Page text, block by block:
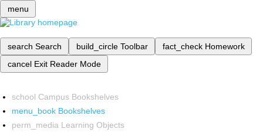
menu
search Search build_circle Toolbar fact_check Homework
cancel Exit Reader Mode
school Campus Bookshelves
menu_book Bookshelves
perm_media Learning Objects